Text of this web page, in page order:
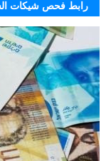
رابط فحص شيكات